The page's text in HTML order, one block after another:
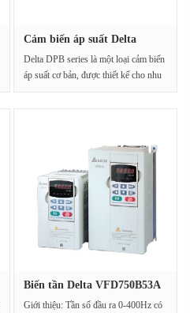
Cảm biến áp suất Delta
Delta DPB series là một loại cảm biến
áp suất cơ bản, được thiết kế cho nhu
Biến tần Delta VFD750B53A
Giới thiệu: Tần số đầu ra 0-400Hz có